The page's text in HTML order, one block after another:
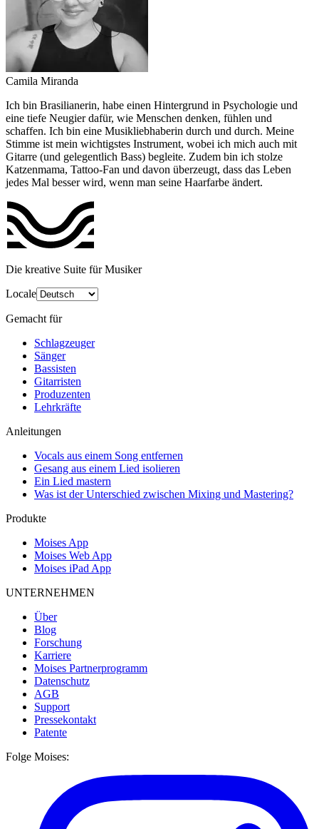
Camila Miranda
Ich bin Brasilianerin, habe einen Hintergrund in Psychologie und
eine tiefe Neugier dafür, wie Menschen denken, fühlen und
schaffen. Ich bin eine Musikliebhaberin durch und durch. Meine
Stimme ist mein wichtigstes Instrument, wobei ich mich auch mit
Gitarre (und gelegentlich Bass) begleite. Zudem bin ich stolze
Katzenmama, Tattoo-Fan und davon überzeugt, dass das Leben
jedes Mal besser wird, wenn man seine Haarfarbe ändert.
Die kreative Suite für Musiker
Locale
Gemacht für
Schlagzeuger
Sänger
Bassisten
Gitarristen
Produzenten
Lehrkräfte
Anleitungen
Vocals aus einem Song entfernen
Gesang aus einem Lied isolieren
Ein Lied mastern
Was ist der Unterschied zwischen Mixing und Mastering?
Produkte
Moises App
Moises Web App
Moises iPad App
UNTERNEHMEN
Über
Blog
Forschung
Karriere
Moises Partnerprogramm
Datenschutz
AGB
Support
Pressekontakt
Patente
Folge Moises: